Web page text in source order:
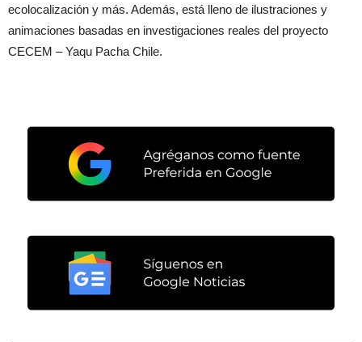
ecolocalización y más. Además, está lleno de ilustraciones y
animaciones basadas en investigaciones reales del proyecto
CECEM – Yaqu Pacha Chile.